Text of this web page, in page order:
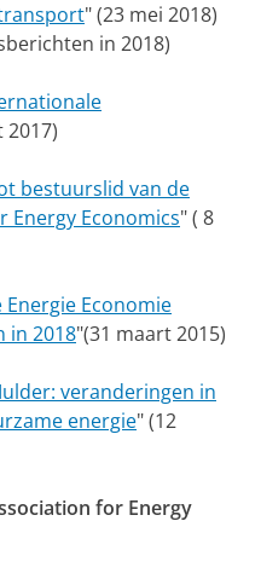
" (23 mei 2018)
in 2018)
2017)
bestuurslid van de
Economics" ( 8
Economie
in 2018"(31 maart 2015)
veranderingen in
energie" (12
for Energy